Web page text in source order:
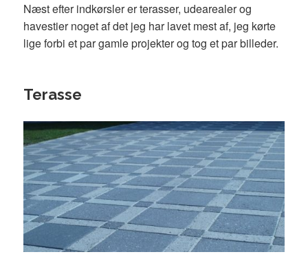
Næst efter indkørsler er terasser, udearealer og
havestier noget af det jeg har lavet mest af, jeg kørte
lige forbi et par gamle projekter og tog et par billeder.
Terasse